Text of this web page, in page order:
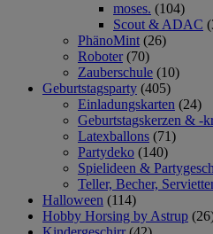
moses. (104)
Scout & ADAC
PhänoMint (26)
Roboter (70)
Zauberschule (10)
Geburtstagsparty (405)
Einladungskarten (24)
Geburtstagskerzen & -
Latexballons (71)
Partydeko (140)
Spielideen &
Teller, Becher,
Halloween (114)
Hobby Horsing by Astrup